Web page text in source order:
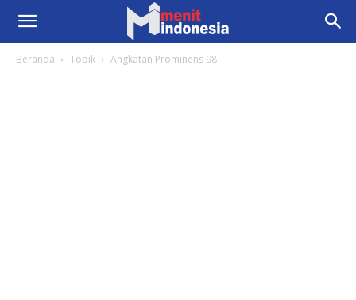
Beranda Topik Angkatan Prominens 98